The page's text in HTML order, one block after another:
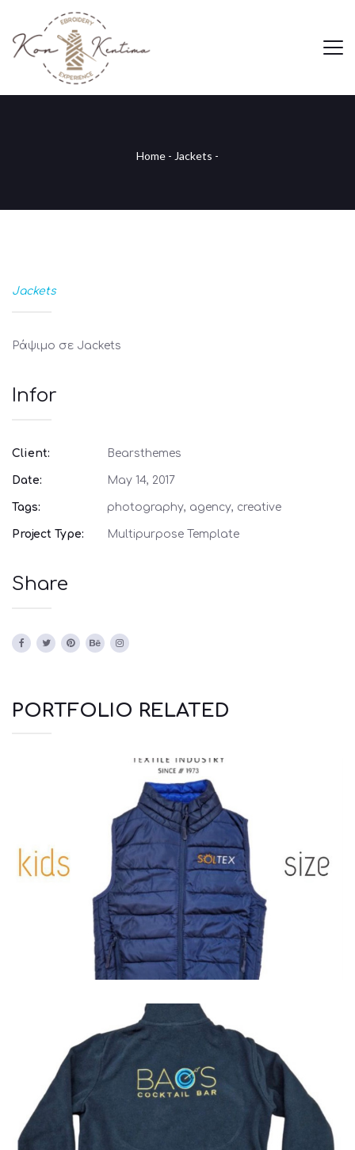
Home - Jackets -
Jackets
Ράψιμο σε Jackets
Infor
Client: Bearsthemes
Date: May 14, 2017
Tags: photography, agency, creative
Project Type: Multipurpose Template
Share
PORTFOLIO RELATED
Jackets